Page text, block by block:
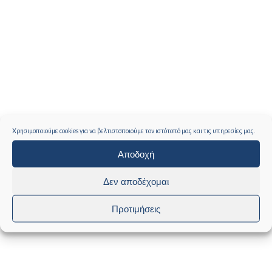
Χρησιμοποιούμε cookies για να βελτιστοποιούμε τον ιστότοπό μας και τις υπηρεσίες μας.
Αποδοχή
Δεν αποδέχομαι
Προτιμήσεις